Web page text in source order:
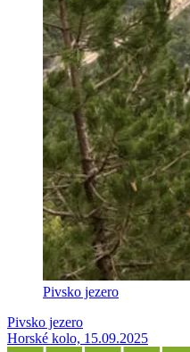
Pivsko jezero
Pivsko jezero
Horské kolo, 15.09.2025